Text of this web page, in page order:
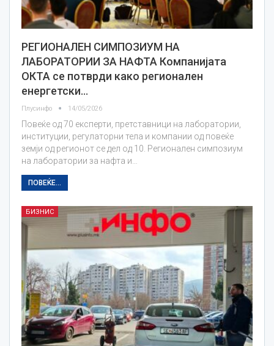
РЕГИОНАЛЕН СИМПОЗИУМ НА
ЛАБОРАТОРИИ ЗА НАФТА Компанијата
ОКТА се потврди како регионален
енергетски…
Плусинфо 14/05/2026
Повеќе од 70 експерти, претставници на лаборатории,
институции, регулаторни тела и компании од повеќе
земји од регионот се дел од 10. Регионален симпозиум
на лаборатории за нафта и…
ПОВЕЌЕ...
БИЗНИС